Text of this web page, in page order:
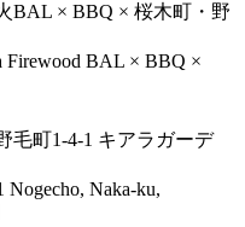
× BBQ × 桜木町・野
Firewood BAL × BBQ ×
毛町1-4-1 キアラガーデ
Nogecho, Naka-ku,